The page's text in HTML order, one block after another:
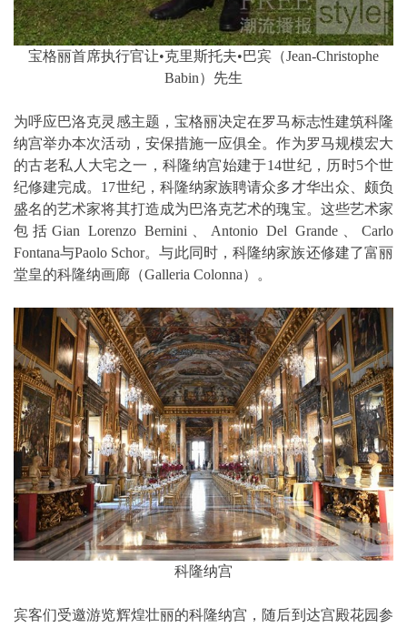
宝格丽首席执行官让•克里斯托夫•巴宾（Jean-Christophe
Babin）先生
为呼应巴洛克灵感主题，宝格丽决定在罗马标志性建筑科隆
纳宫举办本次活动，安保措施一应俱全。作为罗马规模宏大
的古老私人大宅之一，科隆纳宫始建于14世纪，历时5个世
纪修建完成。17世纪，科隆纳家族聘请众多才华出众、颇负
盛名的艺术家将其打造成为巴洛克艺术的瑰宝。这些艺术家
包括Gian Lorenzo Bernini、Antonio Del Grande、Carlo
Fontana与Paolo Schor。与此同时，科隆纳家族还修建了富丽
堂皇的科隆纳画廊（Galleria Colonna）。
科隆纳宫
宾客们受邀游览辉煌壮丽的科隆纳宫，随后到达宫殿花园参